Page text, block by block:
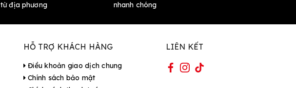
từ địa phương
nhanh chóng
HỖ TRỢ KHÁCH HÀNG
Điều khoản giao dịch chung
Chính sách bảo mật
LIÊN KẾT